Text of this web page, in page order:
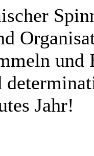
Jahr!